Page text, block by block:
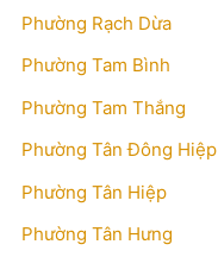
Phường Rạch Dừa
Phường Tam Bình
Phường Tam Thắng
Phường Tân Đông Hiệp
Phường Tân Hiệp
Phường Tân Hưng